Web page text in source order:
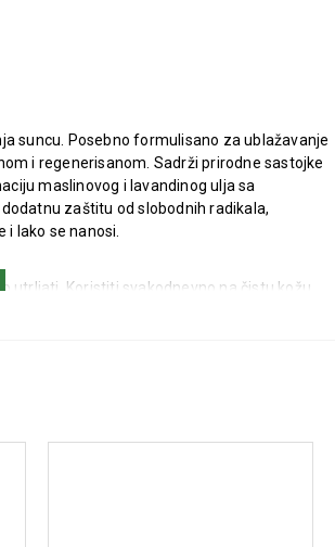
suncu. Posebno formulisano za ublažavanje
i regenerisanom. Sadrži prirodne sastojke
maslinovog i lavandinog ulja sa
zaštitu od slobodnih radikala,
lako se nanosi.
utrljati. Koristiti svakodnevno na čistu kožu